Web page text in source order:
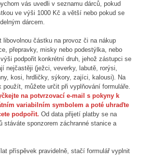
vás uvedli v seznamu dárců, pokud
ve výši 1000 Kč a větší nebo pokud se
dárcem.
libovolnou částku na provoz či na nákup
přepravky, misky nebo podestýlka, nebo
podpořit konkrétní druh, jehož zástupci se
nejčastěji (ježci, veverky, labutě, rorýsi,
kosi, hrdličky, sýkory, zajíci, kalousi). Na
můžete určit při vyplňování formuláře.
na potvrzovací e-mail s pokyny k
variabilním symbolem a poté uhraďte
podpořit. Od data přijetí platby se na
stáváte sponzorem záchranné stanice a
příspěvek pravidelně, stačí formulář vyplnit